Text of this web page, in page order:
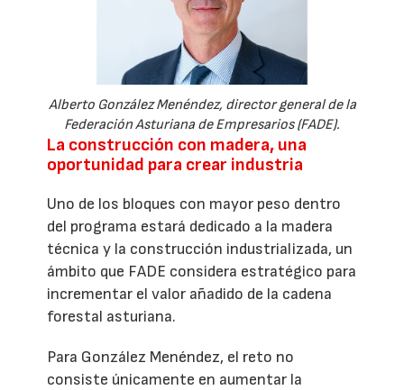
Alberto González Menéndez, director general de la
Federación Asturiana de Empresarios (FADE).
La construcción con madera, una
oportunidad para crear industria
Uno de los bloques con mayor peso dentro
del programa estará dedicado a la madera
técnica y la construcción industrializada, un
ámbito que FADE considera estratégico para
incrementar el valor añadido de la cadena
forestal asturiana.
Para González Menéndez, el reto no
consiste únicamente en aumentar la